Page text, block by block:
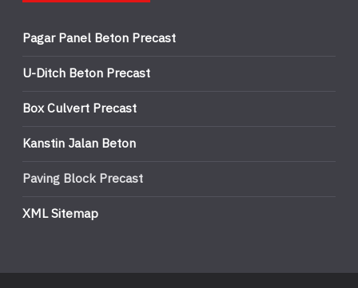
Pagar Panel Beton Precast
U-Ditch Beton Precast
Box Culvert Precast
Kanstin Jalan Beton
Paving Block Precast
XML Sitemap